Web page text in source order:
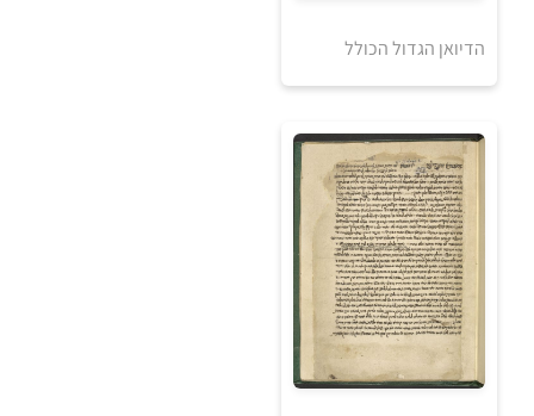
5
למידע ולרכישה
0
₪
למידע ולרכישה
הדיואן הגדול הכולל